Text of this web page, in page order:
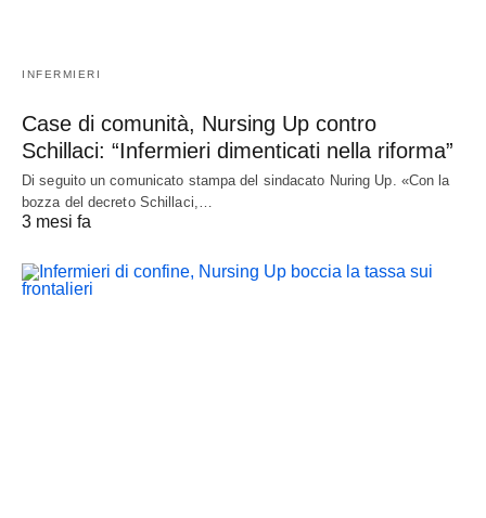
INFERMIERI
Case di comunità, Nursing Up contro
Schillaci: “Infermieri dimenticati nella riforma”
Di seguito un comunicato stampa del sindacato Nuring Up. «Con la
bozza del decreto Schillaci,…
3 mesi fa